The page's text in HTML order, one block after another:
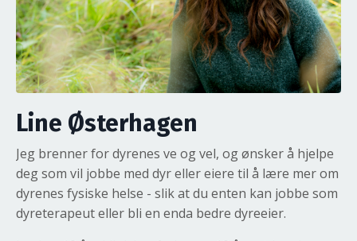
Line Østerhagen
Jeg brenner for dyrenes ve og vel, og ønsker å hjelpe
deg som vil jobbe med dyr eller eiere til å lære mer om
dyrenes fysiske helse - slik at du enten kan jobbe som
dyreterapeut eller bli en enda bedre dyreeier.